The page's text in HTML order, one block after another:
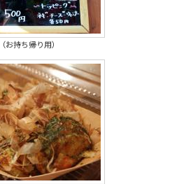
お持ち帰り用）